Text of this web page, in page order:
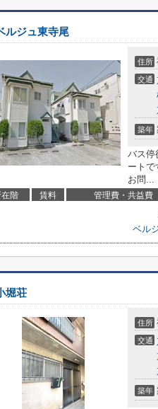
ルジュ東寺尾
住所
交通
築年
バス停
ートで
お問...
在階 賃料 管理費・共益費
ベル
堀荘
住所
交通
築年